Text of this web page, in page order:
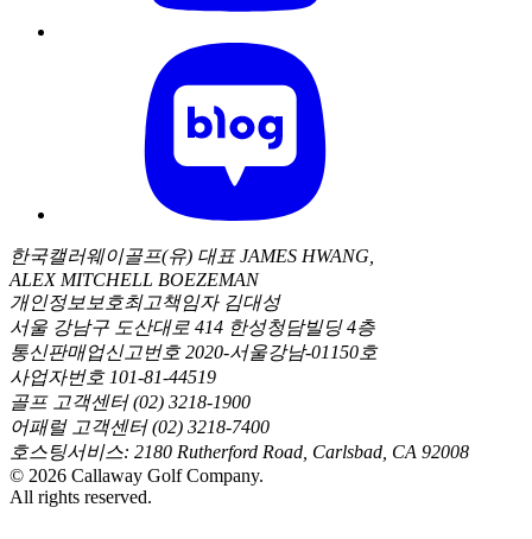
한국캘러웨이골프(유) 대표 JAMES HWANG,
ALEX MITCHELL BOEZEMAN
개인정보보호최고책임자 김대성
서울 강남구 도산대로 414 한성청담빌딩 4층
통신판매업신고번호 2020-서울강남-01150호
사업자번호 101-81-44519
골프 고객센터 (02) 3218-1900
어패럴 고객센터 (02) 3218-7400
호스팅서비스: 2180 Rutherford Road, Carlsbad, CA 92008
© 2026 Callaway Golf Company.
All rights reserved.